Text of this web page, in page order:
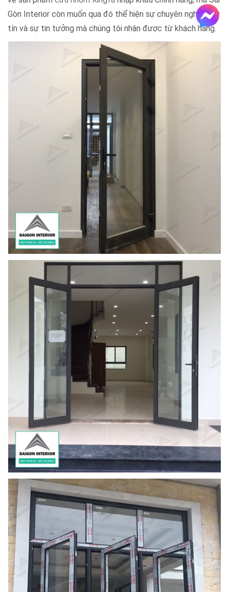
Gòn Interior còn muốn qua đó thể hiện sự chuyên nghiệp, uy
tín và sự tin tưởng mà chúng tôi nhận được từ khách hàng.